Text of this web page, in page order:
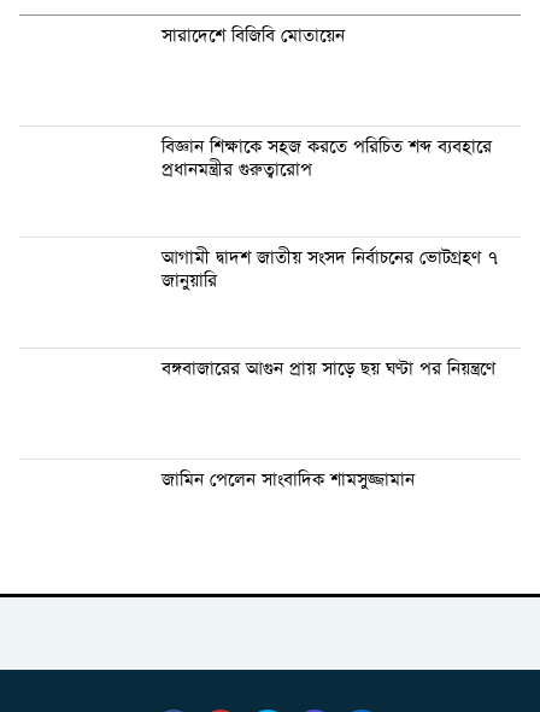
সারাদেশে বিজিবি মোতায়েন
বিজ্ঞান শিক্ষাকে সহজ করতে পরিচিত শব্দ ব্যবহারে
প্রধানমন্ত্রীর গুরুত্বারোপ
আগামী দ্বাদশ জাতীয় সংসদ নির্বাচনের ভোটগ্রহণ ৭
জানুয়ারি
বঙ্গবাজারের আগুন প্রায় সাড়ে ছয় ঘণ্টা পর নিয়ন্ত্রণে
জামিন পেলেন সাংবাদিক শামসুজ্জামান